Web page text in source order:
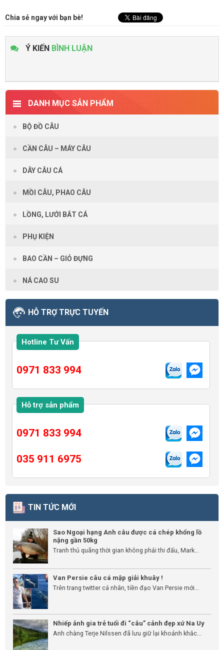
Chia sẻ ngay với bạn bè!
Ý KIẾN BÌNH LUẬN
DANH MỤC SẢN PHẨM
BỘ ĐỒ CÂU
CẦN CÂU – MÁY CÂU
DÂY CÂU CÁ
MỒI CÂU, PHAO CÂU
LỒNG, LƯỚI BẮT CÁ
PHỤ KIỆN
BAO CẦN – GIỎ ĐỰNG
NÁ CAO SU
HỖ TRỢ TRỰC TUYẾN
Hotline Tư Vấn
0971 833 994
Hỗ trợ sản phẩm
0971 833 994
035 911 6975
TIN TỨC MỚI
Sao Ngoại hạng Anh câu được cá chép khổng lồ
nặng gần 50kg
Tranh thủ quãng thời gian không phải thi đấu, Mark...
Van Persie câu cá mập giải khuây !
Trên trang twitter cá nhân, tiền đạo Van Persie mới...
Nhiếp ảnh gia trẻ tuổi đi “câu” cảnh đẹp xứ Na Uy
Anh chàng Terje Nilssen đã lưu giữ lại khoảnh khắc...